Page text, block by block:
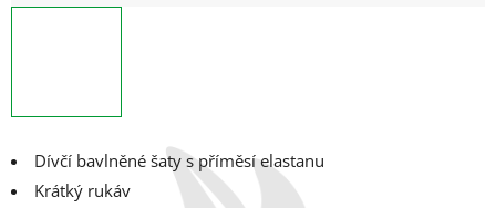
Dívčí bavlněné šaty s příměsí elastanu
Krátký rukáv